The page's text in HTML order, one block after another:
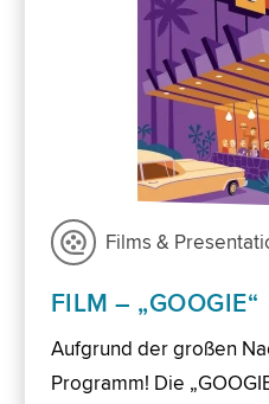
Films &
FILM – „GOOGIE“
Aufgrund der großen
Programm! Die